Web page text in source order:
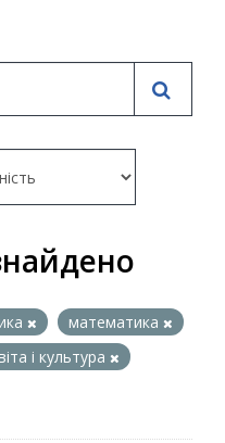
математика
і культура